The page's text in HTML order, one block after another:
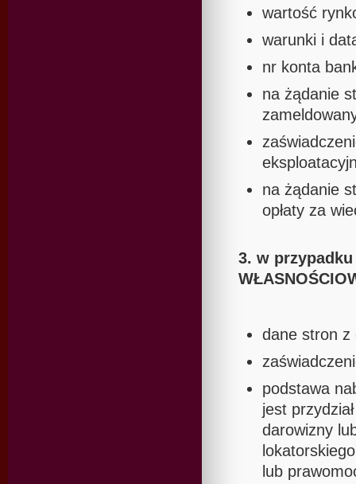
wartość
warunki i
nr konta
na żądanie
na żądanie
opłaty za
3. w przypadku
dane stron z
podstawa
jest
darowizny
lub